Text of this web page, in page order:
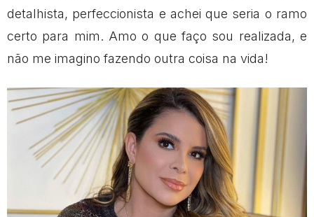
detalhista, perfeccionista e achei que seria o ramo
certo para mim. Amo o que faço sou realizada, e
não me imagino fazendo outra coisa na vida!